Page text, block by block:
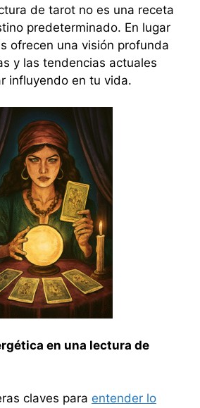
de tarot no es una receta
predeterminado. En lugar
ofrecen una visión profunda
y las tendencias actuales
influyendo en tu vida.
en una lectura de
claves para entender lo